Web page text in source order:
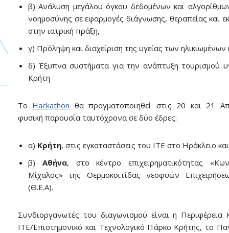
β) Ανάλυση μεγάλου όγκου δεδομένων και
νοημοσύνης σε εφαρμογές διάγνωσης, θεραπείας και
στην ιατρική πράξη,
γ) Πρόληψη και διαχείριση της υγείας των ηλικιωμένων
δ) Έξυπνα συστήματα για την ανάπτυξη τουρισμού
Κρήτη
Το Hackathon θα πραγματοποιηθεί στις 20 και 21
φυσική παρουσία ταυτόχρονα σε δύο έδρες:
α) Κρήτη, στις εγκαταστάσεις του ITE στο Ηράκλειο
β) Αθήνα, στο κέντρο επιχειρηματικότητας
Μίχαλος» της Θερμοκοιτίδας νεοφυών
(Θ.Ε.Α).
Συνδιοργανωτές του διαγωνισμού είναι η Περιφέρεια
ITE/Επιστημονικό και Τεχνολογικό Πάρκο Κρήτης, το